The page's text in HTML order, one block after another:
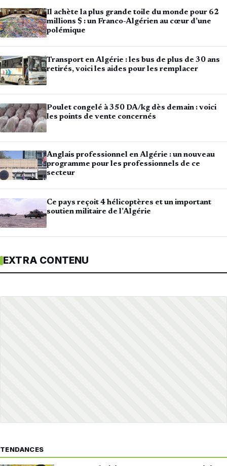
Il achète la plus grande toile du monde pour 62
millions $ : un Franco-Algérien au cœur d’une
polémique
Transport en Algérie : les bus de plus de 30 ans
retirés, voici les aides pour les remplacer
Poulet congelé à 350 DA/kg dès demain : voici
les points de vente concernés
Anglais professionnel en Algérie : un nouveau
programme pour les professionnels de ce
secteur
Ce pays reçoit 4 hélicoptères et un important
soutien militaire de l’Algérie
EXTRA CONTENU
TENDANCES